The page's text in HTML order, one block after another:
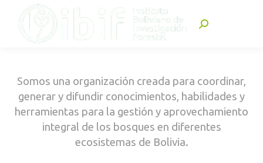
Buscar:
Somos una organización creada para coordinar,
generar y difundir conocimientos, habilidades y
herramientas para la gestión y aprovechamiento
integral de los bosques en diferentes
ecosistemas de Bolivia.